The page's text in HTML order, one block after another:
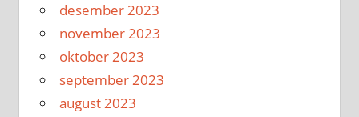
desember 2023
november 2023
oktober 2023
september 2023
august 2023